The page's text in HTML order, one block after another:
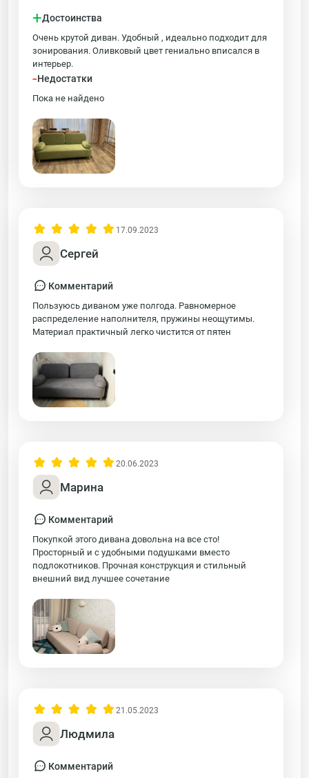
+Достоинства
Очень крутой диван. Удобный , идеально подходит для
зонирования. Оливковый цвет гениально вписался в
интерьер.
-Недостатки
Пока не найдено
Сергей
17.09.2023
Комментарий
Пользуюсь диваном уже полгода. Равномерное
распределение наполнителя, пружины неощутимы.
Материал практичный легко чистится от пятен
Марина
20.06.2023
Комментарий
Покупкой этого дивана довольна на все сто!
Просторный и с удобными подушками вместо
подлокотников. Прочная конструкция и стильный
внешний вид лучшее сочетание
Людмила
21.05.2023
Комментарий